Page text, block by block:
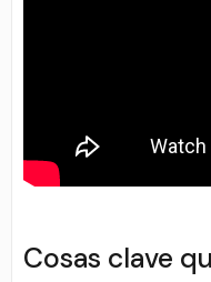
Cosas clave